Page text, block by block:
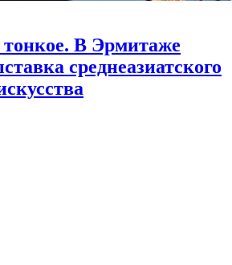
тонкое. В Эрмитаже
среднеазиатского